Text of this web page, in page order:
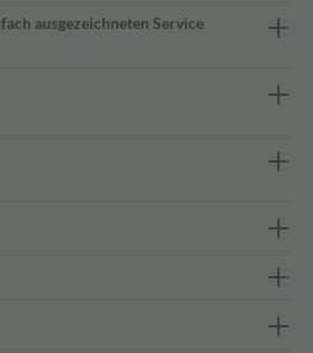
ausgezeichneten Service